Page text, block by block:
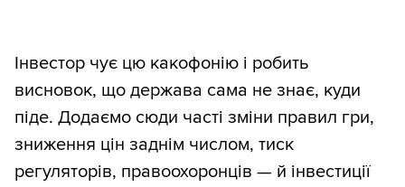
Інвестор чує цю какофонію і робить
висновок, що держава сама не знає, куди
піде. Додаємо сюди часті зміни правил гри,
зниження цін заднім числом, тиск
регуляторів, правоохоронців — й інвестиції